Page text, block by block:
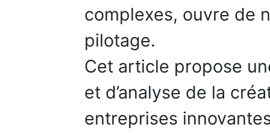
complexes, ouvre de
pilotage.
Cet article propose
et d’analyse de la
entreprises